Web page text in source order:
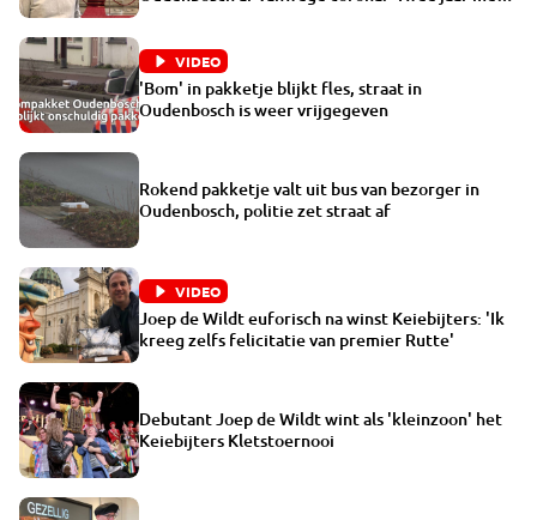
VIDEO
'Bom' in pakketje blijkt fles, straat in
Oudenbosch is weer vrijgegeven
Rokend pakketje valt uit bus van bezorger in
Oudenbosch, politie zet straat af
VIDEO
Joep de Wildt euforisch na winst Keiebijters: 'Ik
kreeg zelfs felicitatie van premier Rutte'
Debutant Joep de Wildt wint als 'kleinzoon' het
Keiebijters Kletstoernooi